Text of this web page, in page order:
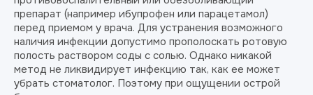
препарат (например ибупрофен или парацетамол)
перед приемом у врача. Для устранения возможного
наличия инфекции допустимо прополоскать ротовую
полость раствором соды с солью. Однако никакой
метод не ликвидирует инфекцию так, как ее может
убрать стоматолог. Поэтому при ощущении острой